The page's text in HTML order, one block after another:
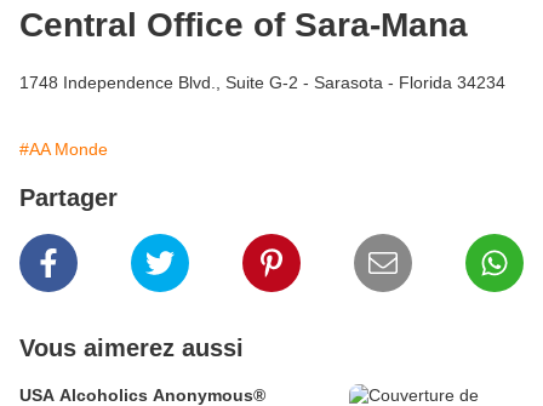
Central Office of Sara-Mana
1748 Independence Blvd., Suite G-2 - Sarasota - Florida 34234
#AA Monde
Partager
Vous aimerez aussi
USA Alcoholics Anonymous®